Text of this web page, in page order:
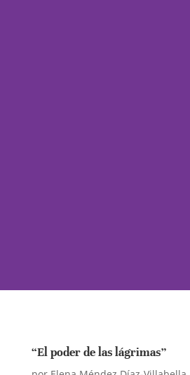
“El poder de las lágrimas”